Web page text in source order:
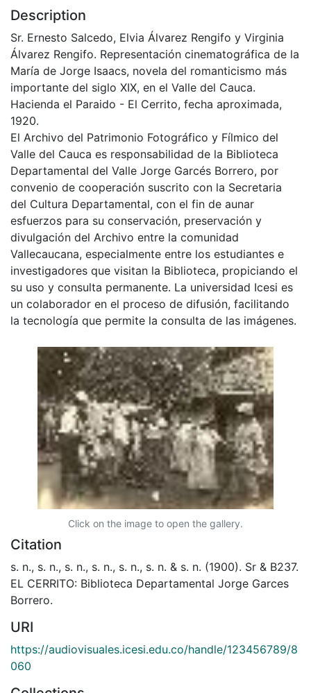
Description
Sr. Ernesto Salcedo, Elvia Álvarez Rengifo y Virginia
Álvarez Rengifo. Representación cinematográfica de la
María de Jorge Isaacs, novela del romanticismo más
importante del siglo XIX, en el Valle del Cauca.
Hacienda el Paraido - El Cerrito, fecha aproximada,
1920.
El Archivo del Patrimonio Fotográfico y Fílmico del
Valle del Cauca es responsabilidad de la Biblioteca
Departamental del Valle Jorge Garcés Borrero, por
convenio de cooperación suscrito con la Secretaria
del Cultura Departamental, con el fin de aunar
esfuerzos para su conservación, preservación y
divulgación del Archivo entre la comunidad
Vallecaucana, especialmente entre los estudiantes e
investigadores que visitan la Biblioteca, propiciando el
su uso y consulta permanente. La universidad Icesi es
un colaborador en el proceso de difusión, facilitando
la tecnología que permite la consulta de las imágenes.
Click on the image to open the gallery.
Citation
s. n., s. n., s. n., s. n., s. n., s. n. & s. n. (1900). Sr & B237.
EL CERRITO: Biblioteca Departamental Jorge Garces
Borrero.
URI
https://audiovisuales.icesi.edu.co/handle/123456789/8
060